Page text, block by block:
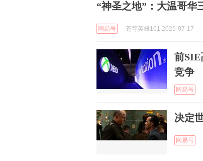
“神圣之地”：大温哥华
网易号 苍穹英雄101 2026-07-17
前
竞争
网易号
决定
网易号